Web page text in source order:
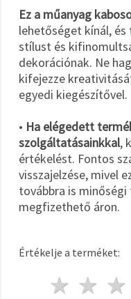
Ez a műanyag
lehetőséget kínál,
stílust és
dekorációnak. Ne
kifejezze
egyedi kiegészítővel.
• Ha elégedett
szolgáltatásainkkal,
értékelést. Fontos
visszajelzése, mivel
továbbra is
megfizethető áron.
Értékelje a terméket:
2
1